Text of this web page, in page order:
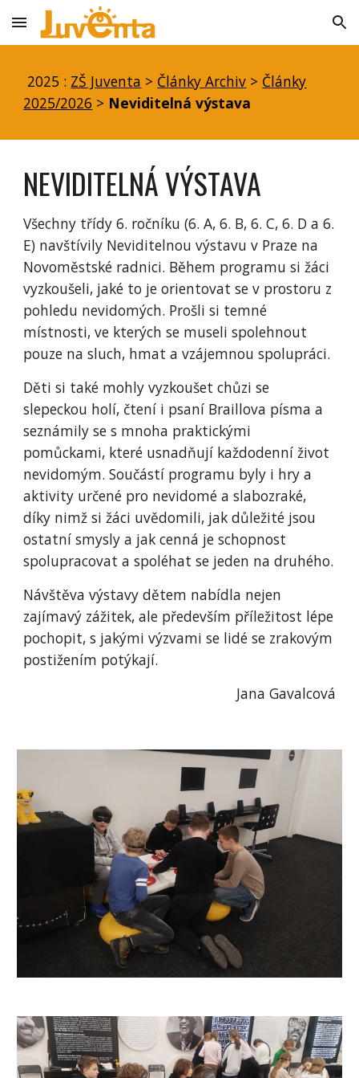
Skip to main content Skip to navigation
2025 : ZŠ Juventa > Články Archiv > Články
2025/2026 > Neviditelná výstava
NEVIDITELNÁ VÝSTAVA
Všechny třídy 6. ročníku (6. A, 6. B, 6. C, 6. D a 6.
E) navštívily Neviditelnou výstavu v Praze na
Novoměstské radnici. Během programu si žáci
vyzkoušeli, jaké to je orientovat se v prostoru z
pohledu nevidomých. Prošli si temné
místnosti, ve kterých se museli spolehnout
pouze na sluch, hmat a vzájemnou spolupráci.
Děti si také mohly vyzkoušet chůzi se
slepeckou holí, čtení i psaní Braillova písma a
seznámily se s mnoha praktickými
pomůckami, které usnadňují každodenní život
nevidomým. Součástí programu byly i hry a
aktivity určené pro nevidomé a slabozraké,
díky nimž si žáci uvědomili, jak důležité jsou
ostatní smysly a jak cenná je schopnost
spolupracovat a spoléhat se jeden na druhého.
Návštěva výstavy dětem nabídla nejen
zajímavý zážitek, ale především příležitost lépe
pochopit, s jakými výzvami se lidé se zrakovým
postižením potýkají.
Jana Gavalcová